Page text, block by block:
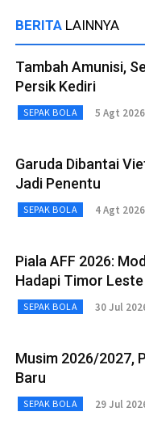
BERITA LAINNYA
Tambah Amunisi,
Persik Kediri
SEPAK BOLA 5 Agt 2026
Garuda Dibantai
Jadi Penentu
SEPAK BOLA 4 Agt 2026
Piala AFF 2026:
Hadapi Timor Leste
SEPAK BOLA 30 Jul
Musim 2026/2027,
Baru
SEPAK BOLA 29 Jul